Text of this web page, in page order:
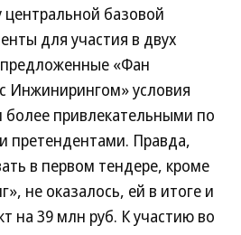
центральной базовой
для участия в двух
«Фан
Инжинирингом» условия
более привлекательными по
претендентами. Правда,
в первом тендере, кроме
не оказалось, ей в итоге и
на 39 млн руб. К участию во